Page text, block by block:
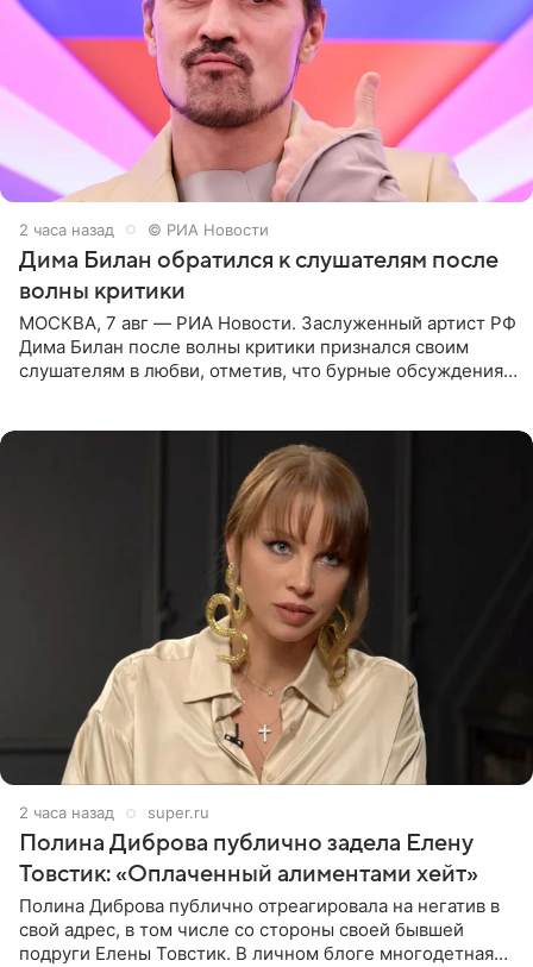
2 часа назад © РИА Новости
Дима Билан обратился к слушателям после
волны критики
МОСКВА, 7 авг — РИА Новости. Заслуженный артист РФ
Дима Билан после волны критики признался своим
слушателям в любви, отметив, что бурные обсуждения
2 часа назад super.ru
Полина Диброва публично задела Елену
Товстик: «Оплаченный алиментами хейт»
Полина Диброва публично отреагировала на негатив в
свой адрес, в том числе со стороны своей бывшей
подруги Елены Товстик. В личном блоге многодетная